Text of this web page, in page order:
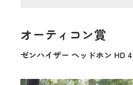
オーティコン賞
ゼンハイザー ヘッドホン HD